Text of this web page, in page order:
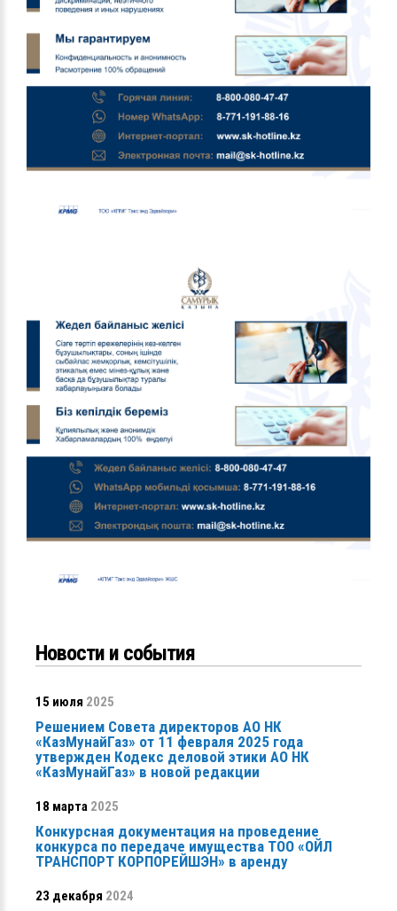
Новости и события
15 июля 2025
Решением Совета директоров АО НК
«КазМунайГаз» от 11 февраля 2025 года
утвержден Кодекс деловой этики АО НК
«КазМунайГаз» в новой редакции
18 марта 2025
Конкурсная документация на проведение
конкурса по передаче имущества ТОО «ОЙЛ
ТРАНСПОРТ КОРПОРЕЙШЭН» в аренду
23 декабря 2024